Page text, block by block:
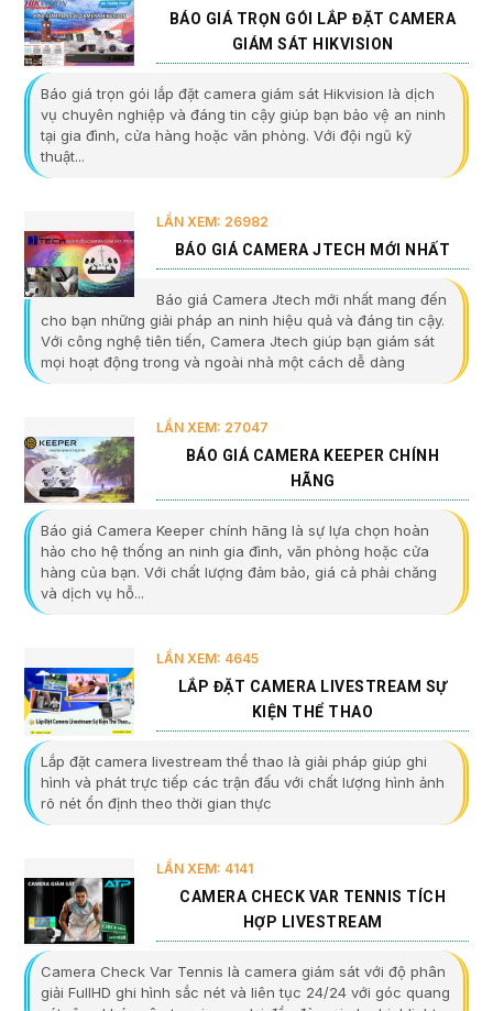
BÁO GIÁ TRỌN GÓI LẮP ĐẶT CAMERA
GIÁM SÁT HIKVISION
Báo giá trọn gói lắp đặt camera giám sát Hikvision là dịch
vụ chuyên nghiệp và đáng tin cậy giúp bạn bảo vệ an ninh
tại gia đình, cửa hàng hoặc văn phòng. Với đội ngũ kỹ
thuật...
LẦN XEM: 26982
BÁO GIÁ CAMERA JTECH MỚI NHẤT
Báo giá Camera Jtech mới nhất mang đến
cho bạn những giải pháp an ninh hiệu quả và đáng tin cậy.
Với công nghệ tiên tiến, Camera Jtech giúp bạn giám sát
mọi hoạt động trong và ngoài nhà một cách dễ dàng
LẦN XEM: 27047
BÁO GIÁ CAMERA KEEPER CHÍNH
HÃNG
Báo giá Camera Keeper chính hãng là sự lựa chọn hoàn
hảo cho hệ thống an ninh gia đình, văn phòng hoặc cửa
hàng của bạn. Với chất lượng đảm bảo, giá cả phải chăng
và dịch vụ hỗ...
LẦN XEM: 4645
LẮP ĐẶT CAMERA LIVESTREAM SỰ
KIỆN THỂ THAO
Lắp đặt camera livestream thể thao là giải pháp giúp ghi
hình và phát trực tiếp các trận đấu với chất lượng hình ảnh
rõ nét ổn định theo thời gian thực
LẦN XEM: 4141
CAMERA CHECK VAR TENNIS TÍCH
HỢP LIVESTREAM
Camera Check Var Tennis là camera giám sát với độ phân
giải FullHD ghi hình sắc nét và liên tục 24/24 với góc quang